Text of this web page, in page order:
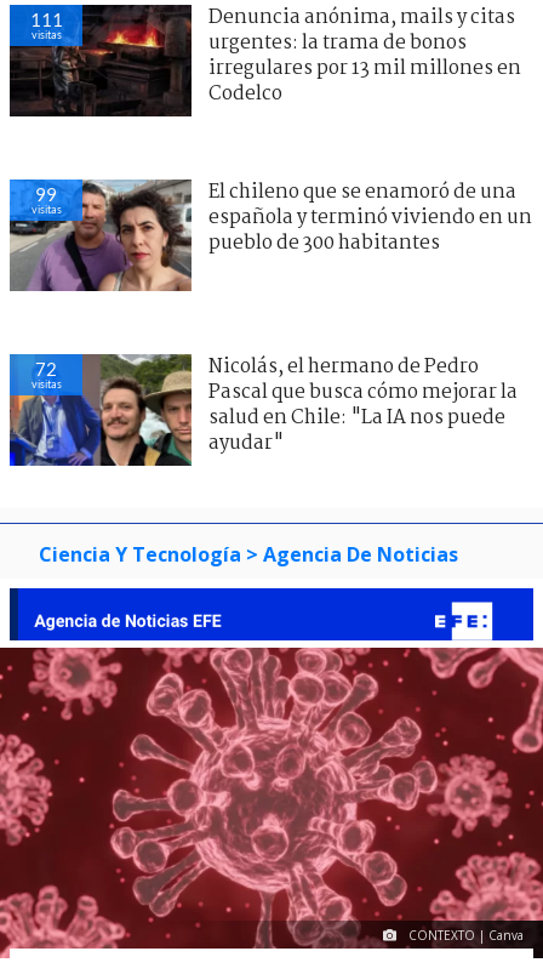
111
visitas
Denuncia anónima, mails y citas
urgentes: la trama de bonos
irregulares por 13 mil millones en
Codelco
99
visitas
El chileno que se enamoró de una
española y terminó viviendo en un
pueblo de 300 habitantes
72
visitas
Nicolás, el hermano de Pedro
Pascal que busca cómo mejorar la
salud en Chile: "La IA nos puede
ayudar"
Ciencia Y Tecnología > Agencia De Noticias
CONTEXTO | Canva